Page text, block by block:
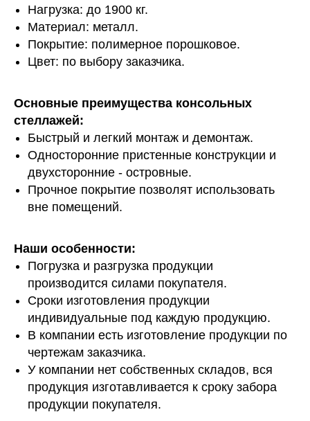
Нагрузка: до 1900 кг.
Материал: металл.
Покрытие: полимерное порошковое.
Цвет: по выбору заказчика.
Основные преимущества консольных
стеллажей:
Быстрый и легкий монтаж и демонтаж.
Односторонние пристенные конструкции и
двухсторонние - островные.
Прочное покрытие позволят использовать
вне помещений.
Наши особенности:
Погрузка и разгрузка продукции
производится силами покупателя.
Сроки изготовления продукции
индивидуальные под каждую продукцию.
В компании есть изготовление продукции по
чертежам заказчика.
У компании нет собственных складов, вся
продукция изготавливается к сроку забора
продукции покупателя.
Мы позаботимся о
воплощении вашей идеи в